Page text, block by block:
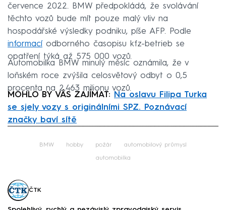
července 2022. BMW předpokládá, že svolávání
těchto vozů bude mít pouze malý vliv na
hospodářské výsledky podniku, píše AFP. Podle
informací odborného časopisu kfz-betrieb se
opatření týká až 575 000 vozů.
Automobilka BMW minulý měsíc oznámila, že v
loňském roce zvýšila celosvětový odbyt o 0,5
procenta na 2,463 milionu vozů.
MOHLO BY VÁS ZAJÍMAT:
Na oslavu Filipa Turka
se sjely vozy s originálními SPZ. Poznávací
značky baví sítě
BMW hobby požár automobilový průmysl
automobilka
ČTK